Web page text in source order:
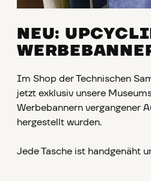
NEU:
Im Shop der Technischen
jetzt exklusiv unsere
Werbebannern vergangener
hergestellt wurden.
Jede Tasche ist handgenäht